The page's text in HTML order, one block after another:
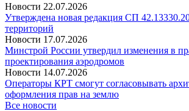
Новости 22.07.2026
Утверждена новая редакция СП
территорий
Новости 17.07.2026
Минстрой России утвердил изменения в
проектирования аэродромов
Новости 14.07.2026
Операторы КРТ смогут согласовывать
оформления прав на землю
Все новости